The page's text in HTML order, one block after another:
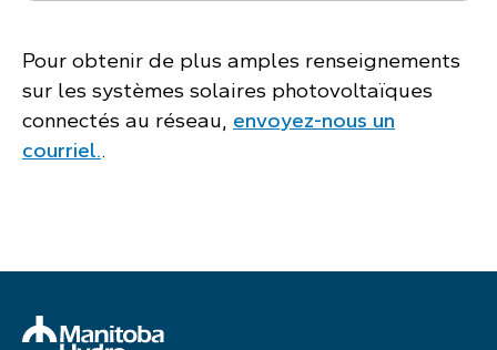
Pour obtenir de plus amples renseignements
sur les systèmes solaires photovoltaïques
connectés au réseau, envoyez-nous un
courriel..